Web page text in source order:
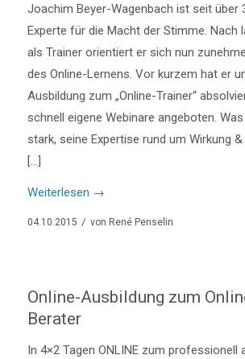
Joachim Beyer-Wagenbach ist seit über
Experte für die Macht der Stimme. Nach
als Trainer orientiert er sich nun
des Online-Lernens. Vor kurzem hat er
Ausbildung zum „Online-Trainer“
schnell eigene Webinare angeboten.
stark, seine Expertise rund um Wirkung
[…]
Weiterlesen →
04.10.2015 / von René Penselin
Online-Ausbildung zum
Berater
In 4×2 Tagen ONLINE zum professionell